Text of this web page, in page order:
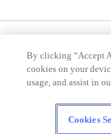
育に悪影響を与えるお
はリサイクル。
By clicking “Accept
cookies on your
usage, and assist in
Cookies